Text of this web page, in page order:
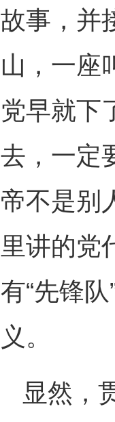
故事，并
山，一座
党早就下
去，一定
帝不是别
里讲的党
有“先锋
义。
显然，